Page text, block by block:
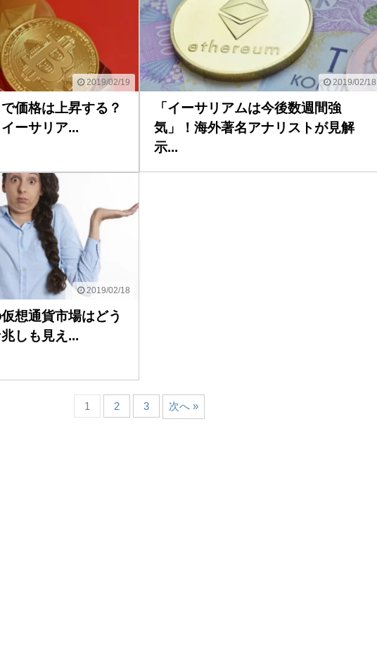
2019/02/19
価格は上昇する？
ーサリア...
2019/02/18
「イーサリアムは今後数週間強
気」！海外著名アナリストが見解
示...
2019/02/18
想通貨市場はどう
しも見え...
1 2 3 次へ »